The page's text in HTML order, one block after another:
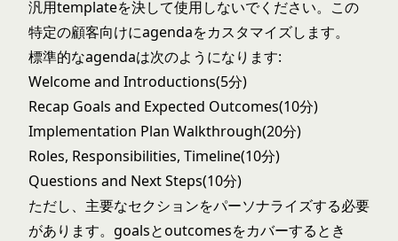
汎用templateを決して使用しないでください。この
特定の顧客向けにagendaをカスタマイズします。
標準的なagendaは次のようになります:
Welcome and Introductions(5分)
Recap Goals and Expected Outcomes(10分)
Implementation Plan Walkthrough(20分)
Roles, Responsibilities, Timeline(10分)
Questions and Next Steps(10分)
ただし、主要なセクションをパーソナライズする必要
があります。goalsとoutcomesをカバーするとき